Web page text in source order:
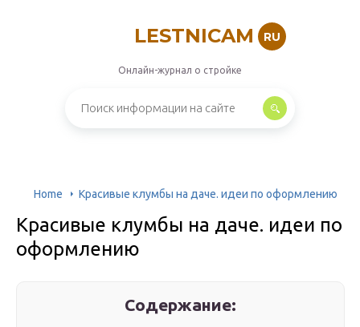
LESTNICAM RU
Онлайн-журнал о стройке
Home Красивые клумбы на даче. идеи по оформлению
Красивые клумбы на даче. идеи по
оформлению
Содержание: